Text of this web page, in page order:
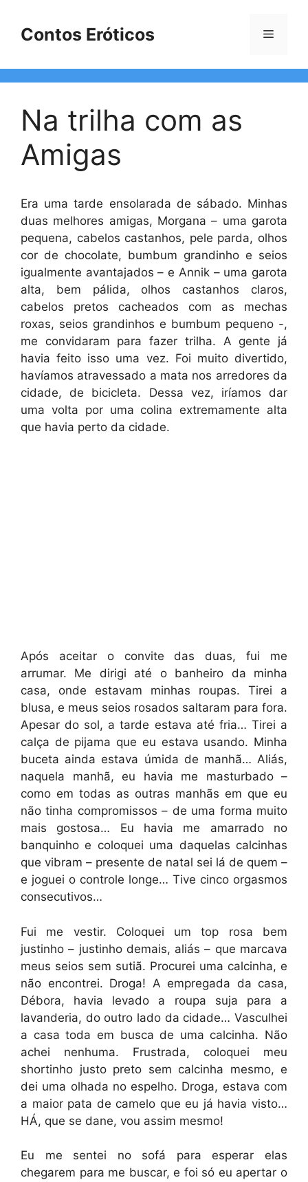
Contos Eróticos Menu
Na trilha com as
Amigas
Era uma tarde ensolarada de sábado. Minhas
duas melhores amigas, Morgana – uma garota
pequena, cabelos castanhos, pele parda, olhos
cor de chocolate, bumbum grandinho e seios
igualmente avantajados – e Annik – uma garota
alta, bem pálida, olhos castanhos claros,
cabelos pretos cacheados com as mechas
roxas, seios grandinhos e bumbum pequeno -,
me convidaram para fazer trilha. A gente já
havia feito isso uma vez. Foi muito divertido,
havíamos atravessado a mata nos arredores da
cidade, de bicicleta. Dessa vez, iríamos dar
uma volta por uma colina extremamente alta
que havia perto da cidade.
Após aceitar o convite das duas, fui me
arrumar. Me dirigi até o banheiro da minha
casa, onde estavam minhas roupas. Tirei a
blusa, e meus seios rosados saltaram para fora.
Apesar do sol, a tarde estava até fria… Tirei a
calça de pijama que eu estava usando. Minha
buceta ainda estava úmida de manhã… Aliás,
naquela manhã, eu havia me masturbado –
como em todas as outras manhãs em que eu
não tinha compromissos – de uma forma muito
mais gostosa… Eu havia me amarrado no
banquinho e coloquei uma daquelas calcinhas
que vibram – presente de natal sei lá de quem –
e joguei o controle longe… Tive cinco orgasmos
consecutivos…
Fui me vestir. Coloquei um top rosa bem
justinho – justinho demais, aliás – que marcava
meus seios sem sutiã. Procurei uma calcinha, e
não encontrei. Droga! A empregada da casa,
Débora, havia levado a roupa suja para a
lavanderia, do outro lado da cidade… Vasculhei
a casa toda em busca de uma calcinha. Não
achei nenhuma. Frustrada, coloquei meu
shortinho justo preto sem calcinha mesmo, e
dei uma olhada no espelho. Droga, estava com
a maior pata de camelo que eu já havia visto…
HÁ, que se dane, vou assim mesmo!
Eu me sentei no sofá para esperar elas
chegarem para me buscar, e foi só eu apertar o